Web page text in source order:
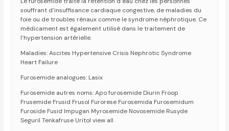
souffrant d’insuffisance cardiaque congestive, de maladies du
foie ou de troubles rénaux comme le syndrome néphrotique. Ce
médicament est également utilisé dans le traitement de
l’hypertension artérielle.
Maladies: Ascites Hypertensive Crisis Nephrotic Syndrome
Heart Failure
Furosemide analogues: Lasix
Furosemide autres noms: Apo furosemide Diurin Froop
Frusemide Frusid Frusol Furorese Furosemida Furosemidum
Furoside Fusid Impugan Myrosemide Novosemide Rusyde
Seguril Tenkafruse Uritol view all